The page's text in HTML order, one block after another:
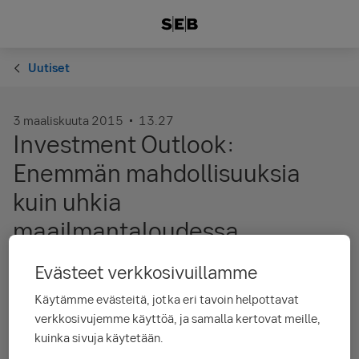
Uutiset
3 maaliskuuta 2015 13.27
Investment Outlook:
Enemmän mahdollisuuksia
kuin uhkia
maailmantaloudessa
Maailmantalous kiihtyy asteittain 2015-2016.
Öljyn hintalasku ja rahapoliittinen elvyttäminen
painavat enemmän vaakakupissa kuin
geopoliittiset huolet ja deflaatioriski.
Evästeet verkkosivuillamme
Käytämme evästeitä, jotka eri tavoin helpottavat
verkkosivujemme käyttöä, ja samalla kertovat meille,
kuinka sivuja käytetään.